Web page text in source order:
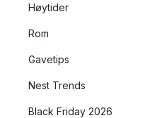
Høytider
Rom
Gavetips
Nest Trends
Black Friday 2026